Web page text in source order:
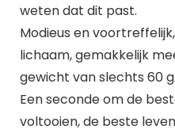
weten dat dit past.
Modieus en
lichaam, gemakkelijk
gewicht van slechts 60 g.
Een seconde om de
voltooien, de beste